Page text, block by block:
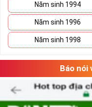
Năm sinh 1994
Năm sinh 1996
Năm sinh 1998
Báo nói